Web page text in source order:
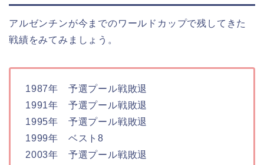
アルゼンチンが今までのワールドカップで残してきた
戦績をみてみましょう。
1987年 予選プール戦敗退
1991年 予選プール戦敗退
1995年 予選プール戦敗退
1999年 ベスト8
2003年 予選プール戦敗退